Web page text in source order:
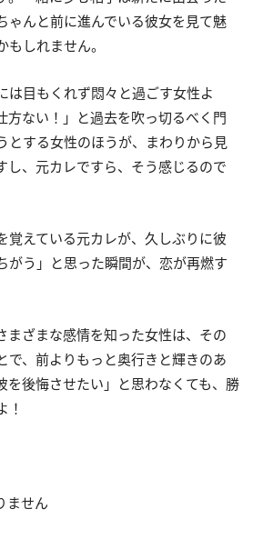
ゃんと前に進んでいる彼女を見て魅
しれません。
は目もくれず悶々と過ごす女性よ
方ない！」と過去を吹っ切るべく門
とする女性のほうが、まわりから見
し、元カレですら、そう感じるので
覚えている元カレが、久しぶりに彼
がう」と思った瞬間が、恋が再燃す
まざまな感情を知った女性は、その
で、前よりもっと奥行きと輝きのあ
を後悔させたい」と思わなくても、勝
！
ません